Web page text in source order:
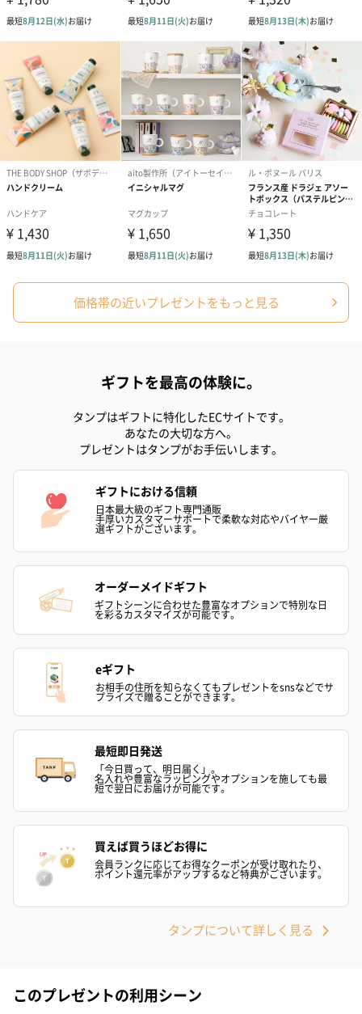
リラックスグッズ
リラックスグッズを同梱してお届けします。
かき氷入浴剤4点セット
（ブルー）（748円）
かき氷入浴剤4点セット
（イエロー）（748円）
バスフラワー
【Thank you
ハンドタオル・ハンカチを同梱してお届けいたします。ギフトへ
の＋αにおすすめです。
花束ハンドタオル（ピ
ンク）（1,760円）
花束ハンドタオル（ブ
ルー）（1,760円）
花束ハンドタ
ワイト）（
キャンドル・お香
キャンドル・お香を同梱してお届けいたします。
フラッグカプセル：イ
ンセンススティック
（END）（880円）
ンセンススティック
（St.OSMANTHUS）
（880円）
ショートイン
（880円）
※20歳未満の方への酒類の販売はいたしません。
価格帯の近いプレゼントをもっと見る
ギフトを最高の体験に。
タンプはギフトに特化したECサイトです。
あなたの大切な方へ。
プレゼントはタンプがお手伝いします。
ギフトにおける信頼
日本最大級のギフト専門通販
手厚いカスタマーサポートで柔軟な対応やバイヤー厳
選ギフトがございます。
オーダーメイドギフト
ギフトシーンに合わせた豊富なオプションで特別な日
を彩るカスタマイズが可能です。
eギフト
お相手の住所を知らなくてもプレゼントをsnsなどでサ
プライズで贈ることができます。
最短即日発送
「今日買って、明日届く」。
名入れや豊富なラッピングやオプションを施しても最
短で翌日にお届けが可能です。
買えば買うほどお得に
会員ランクに応じてお得なクーポンが受け取れたり、
ポイント還元率がアップするなど特典がございます。
タンプについて詳しく見る
このプレゼントの利用シーン